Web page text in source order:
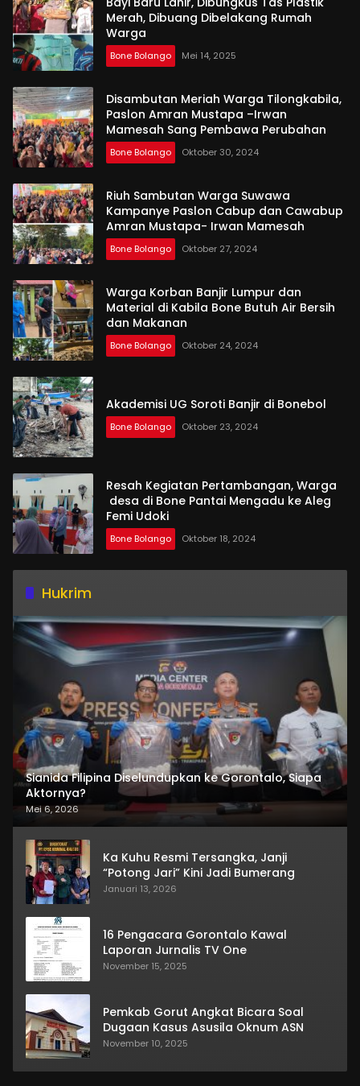
Merah, Dibuang Dibelakang Rumah
Warga
Bone Bolango Mei 14, 2025
Disambutan Meriah Warga Tilongkabila,
Paslon Amran Mustapa –Irwan
Mamesah Sang Pembawa Perubahan
Bone Bolango Oktober 30, 2024
Riuh Sambutan Warga Suwawa
Kampanye Paslon Cabup dan Cawabup
Amran Mustapa- Irwan Mamesah
Bone Bolango Oktober 27, 2024
Warga Korban Banjir Lumpur dan
Material di Kabila Bone Butuh Air Bersih
dan Makanan
Bone Bolango Oktober 24, 2024
Akademisi UG Soroti Banjir di Bonebol
Bone Bolango Oktober 23, 2024
Resah Kegiatan Pertambangan, Warga
desa di Bone Pantai Mengadu ke Aleg
Femi Udoki
Bone Bolango Oktober 18, 2024
Hukrim
Sianida Filipina Diselundupkan ke Gorontalo, Siapa
Aktornya?
Mei 6, 2026
Ka Kuhu Resmi Tersangka, Janji
“Potong Jari” Kini Jadi Bumerang
Januari 13, 2026
16 Pengacara Gorontalo Kawal
Laporan Jurnalis TV One
November 15, 2025
Pemkab Gorut Angkat Bicara Soal
Dugaan Kasus Asusila Oknum ASN
November 10, 2025